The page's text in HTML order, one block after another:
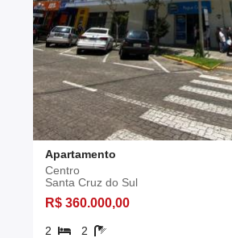
Apartamento
Centro
Santa Cruz do Sul
R$ 360.000,00
2 2